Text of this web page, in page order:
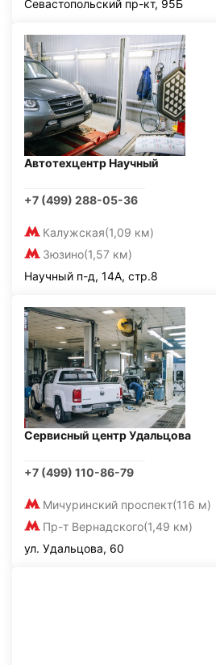
Севастопольский пр-кт, 95Б
Автотехцентр Научный
+7 (499) 288-05-36
Калужская(1,09 км)
Зюзино(1,57 км)
Научный п-д, 14А, стр.8
Сервисный центр Удальцова
+7 (499) 110-86-79
Мичуринский проспект(116 м)
Пр-т Вернадского(1,49 км)
ул. Удальцова, 60